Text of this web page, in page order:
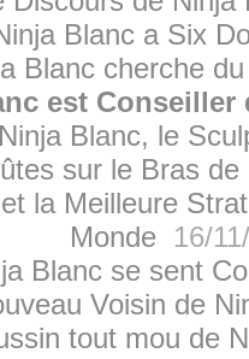
Blanc a Six
Blanc cherche
est
Ninja Blanc, le
sur le Bras de
la Meilleure
Monde 16/
Blanc se sent
Voisin de
tout mou de